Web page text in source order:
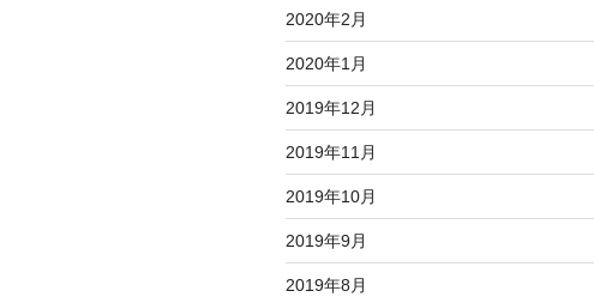
2020年2月
2020年1月
2019年12月
2019年11月
2019年10月
2019年9月
2019年8月